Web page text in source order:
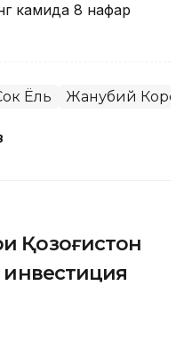
камида 8 нафар
Ёль Жанубий
Қозоғистон
инвестиция